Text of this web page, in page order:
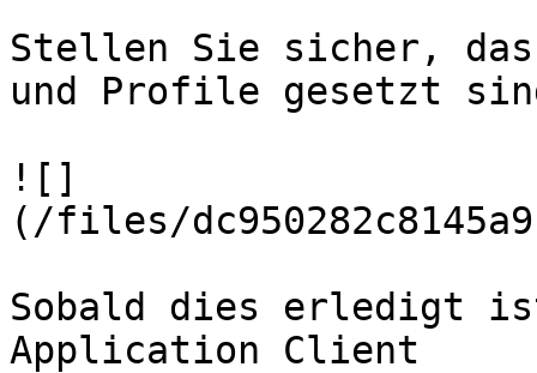
Stellen Sie sicher,
und Profile gesetzt
![]
(/files/
Sobald dies erledigt
Application Client